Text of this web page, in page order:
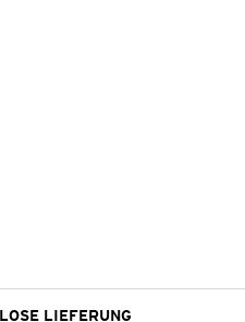
LIEFERUNG